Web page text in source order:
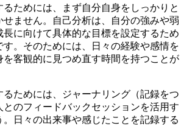
ためには、まず自分自身をしっかりと
ません。自己分析は、自分の強みや弱
に向けて具体的な目標を設定するため
。そのためには、日々の経験や感情を
を客観的に見つめ直す時間を持つことが
るためには、ジャーナリング（記録をつ
とのフィードバックセッションを活用す
。日々の出来事や感じたことを記録する